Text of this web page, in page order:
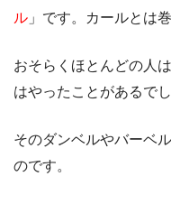
ル 」です。カールとは
おそらくほとんどの人
はやったことがあるでし
そのダンベルやバーベ
のです。